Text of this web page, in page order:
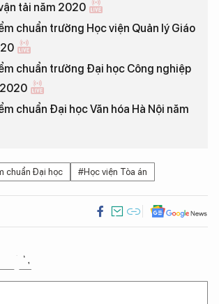
tải năm 2020
chuẩn trường Học viện Quản lý Giáo
chuẩn trường Đại học Công nghiệp
chuẩn Đại học Văn hóa Hà Nội năm
chuẩn Đại học #Học viện Tòa án